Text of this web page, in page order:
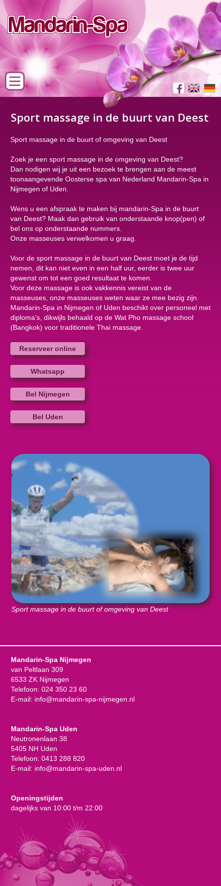
Sport massage in de buurt van Deest
Sport massage in de buurt of omgeving van Deest
Zoek je een sport massage in de omgeving van Deest?
Dan nodigen wij je uit een bezoek te brengen aan de meest
toonaangevende Oosterse spa van Nederland Mandarin-Spa in
Nijmegen of Uden.
Wens u een afspraak te maken bij mandarin-Spa in de buurt
van Deest? Maak dan gebruik van onderstaande knop(pen) of
bel ons op onderstaande nummers.
Onze masseuses verwelkomen u graag.
Voor de sport massage in de buurt van Deest moet je de tijd
nemen, dit kan niet even in een half uur, eerder is twee uur
gewenst om tot een goed resultaat te komen.
Voor deze massage is ook vakkennis vereist van de
masseuses, onze masseuses weten waar ze mee bezig zijn.
Mandarin-Spa in Nijmegen of Uden beschikt over personeel met
diploma’s, dikwijls behaald op de Wat Pho massage school
(Bangkok) voor traditionele Thai massage.
Reserveer online
Whatsapp
Bel Nijmegen
Bel Uden
Sport massage in de buurt of omgeving van Deest
Mandarin-Spa Nijmegen
van Peltlaan 309
6533 ZK Nijmegen
Telefoon: 024 350 23 60
E-mail: info@mandarin-spa-nijmegen.nl
Mandarin-Spa Uden
Neutronenlaan 38
5405 NH Uden
Telefoon: 0413 288 820
E-mail: info@mandarin-spa-uden.nl
Openingstijden
dagelijks van 10:00 t/m 22:00